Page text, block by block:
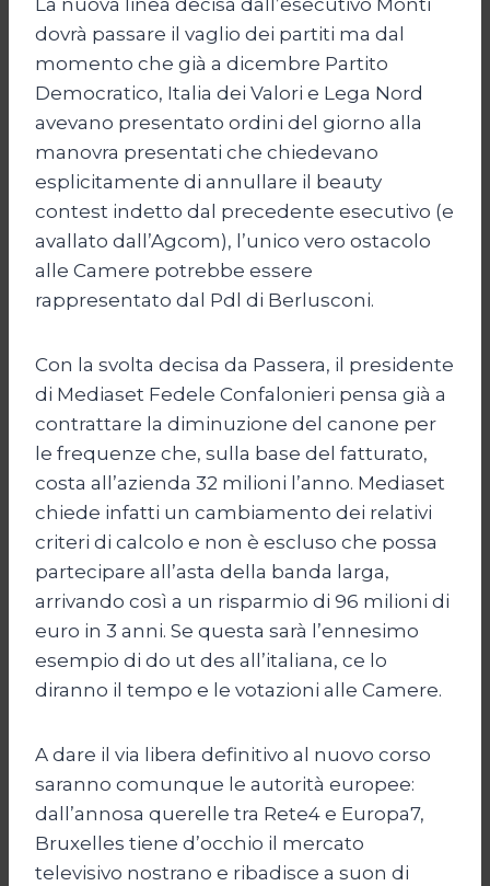
dovrà passare il vaglio dei partiti ma dal
momento che già a dicembre Partito
Democratico, Italia dei Valori e Lega Nord
avevano presentato ordini del giorno alla
manovra presentati che chiedevano
esplicitamente di annullare il beauty
contest indetto dal precedente esecutivo (e
avallato dall’Agcom), l’unico vero ostacolo
alle Camere potrebbe essere
rappresentato dal Pdl di Berlusconi.
Con la svolta decisa da Passera, il presidente
di Mediaset Fedele Confalonieri pensa già a
contrattare la diminuzione del canone per
le frequenze che, sulla base del fatturato,
costa all’azienda 32 milioni l’anno. Mediaset
chiede infatti un cambiamento dei relativi
criteri di calcolo e non è escluso che possa
partecipare all’asta della banda larga,
arrivando così a un risparmio di 96 milioni di
euro in 3 anni. Se questa sarà l’ennesimo
esempio di do ut des all’italiana, ce lo
diranno il tempo e le votazioni alle Camere.
A dare il via libera definitivo al nuovo corso
saranno comunque le autorità europee:
dall’annosa querelle tra Rete4 e Europa7,
Bruxelles tiene d’occhio il mercato
televisivo nostrano e ribadisce a suon di